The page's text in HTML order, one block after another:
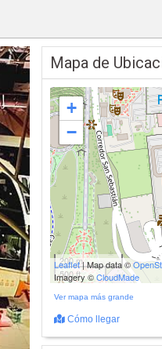
Mapa de
+
−
200 m
500 ft
Leaflet| Map data ©
Imagery ©CloudMade
Ver mapa más grande
Cómo llegar